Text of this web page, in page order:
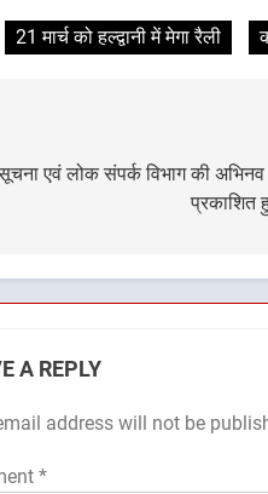
21 मार्च को हल्द्वानी में मेगा रैली
एवं लोक संपर्क विभाग की
प्रकाशित
A REPLY
address will not be
*